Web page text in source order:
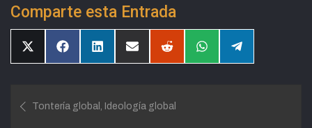
Comparte esta Entrada
CompartirCompartirCompartirCompartirCompartirCompartirCompartir
de
Tontería global, Ideología global